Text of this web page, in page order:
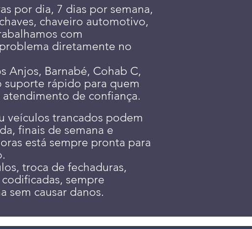
por dia, 7 dias por semana,
chaveiro automotivo,
com
diretamente no
Anjos, Barnabé, Cohab C,
suporte rápido para quem
de confiança.
veículos trancados podem
finais de semana e
está sempre pronta para
troca de fechaduras,
sempre
sem causar danos.